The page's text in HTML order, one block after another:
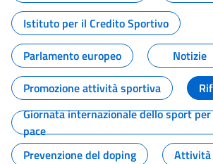
Istituto per il Credito Sportivo
Parlamento europeo
Notizie
Promozione attività sportiva
Giornata internazionale dello sport
pace
Prevenzione del doping
Attività